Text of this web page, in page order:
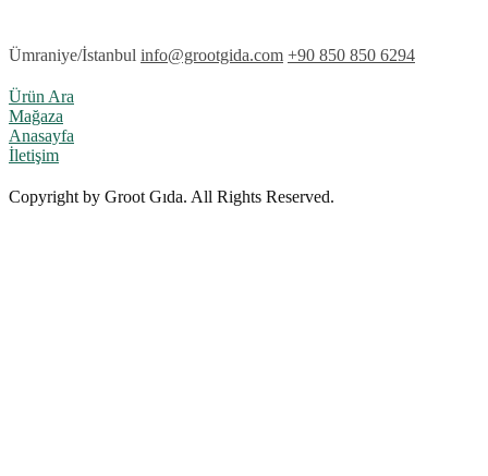
Ümraniye/İstanbul info@grootgida.com +90 850 850 6294
Ürün Ara
Mağaza
Anasayfa
İletişim
Copyright by Groot Gıda. All Rights Reserved.